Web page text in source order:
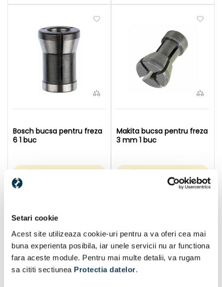
Setari cookie
Acest site utilizeaza cookie-uri pentru a va oferi cea mai
buna experienta posibila, iar unele servicii nu ar functiona
fara aceste module. Pentru mai multe detalii, va rugam
sa cititi sectiunea Protectia datelor.
Bosch bucsa pentru freza
6 1 buc
Disponibil:3 buc
Makita bucsa pentru freza
3 mm 1 buc
Disponibil:3 buc
48 Lei